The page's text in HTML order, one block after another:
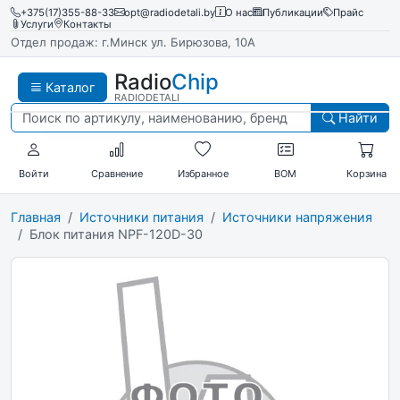
+375(17)355-88-33 opt@radiodetali.by О нас Публикации
Прайс
Услуги
Контакты
Отдел продаж: г.Минск ул. Бирюзова, 10А
Каталог RadioChip
RADIODETALI
Найти
Войти Сравнение Избранное BOM Корзина
Главная Источники питания
Источники напряжения
Блок питания NPF-120D-30